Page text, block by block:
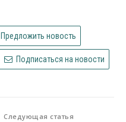
Предложить новость
Подписаться на новости
Следующая статья